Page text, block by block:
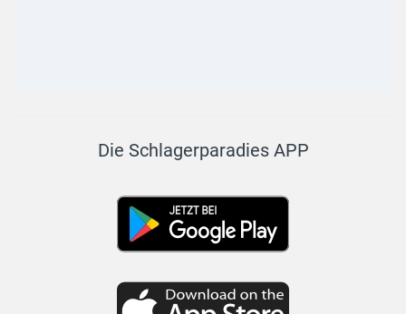
Die Schlagerparadies APP